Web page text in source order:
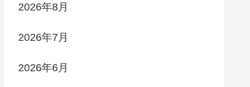
2026年8月
2026年7月
2026年6月